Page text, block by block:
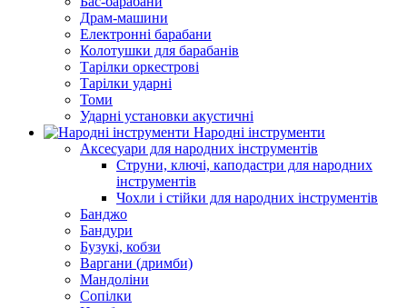
Драм-машини
Електронні барабани
Колотушки для барабанів
Тарілки оркестрові
Тарілки ударні
Томи
Ударні установки акустичні
Народні інструменти
Аксесуари для народних інструментів
Струни, ключі, каподастри для народних
інструментів
Чохли і стійки для народних інструментів
Банджо
Бандури
Бузукі, кобзи
Варгани (дримби)
Мандоліни
Сопілки